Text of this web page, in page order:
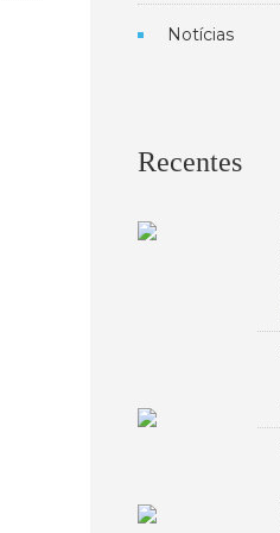
Notícias
Recentes